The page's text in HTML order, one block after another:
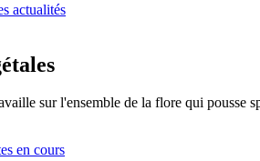
actualités
sur l'ensemble de la flore qui pousse
en cours